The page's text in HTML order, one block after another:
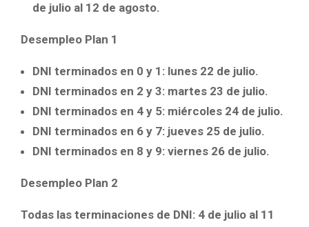
de julio al 12 de agosto.
Desempleo Plan 1
DNI terminados en 0 y 1: lunes 22 de julio.
DNI terminados en 2 y 3: martes 23 de julio.
DNI terminados en 4 y 5: miércoles 24 de julio.
DNI terminados en 6 y 7: jueves 25 de julio.
DNI terminados en 8 y 9: viernes 26 de julio.
Desempleo Plan 2
Todas las terminaciones de DNI: 4 de julio al 11